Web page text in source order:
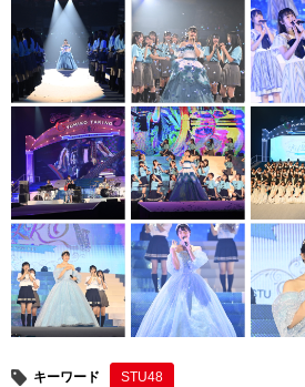
o
k
キーワード STU48